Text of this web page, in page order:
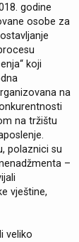
godine
osobe za
koji
na
na tržištu
polaznici su
–
vještine,
veliko